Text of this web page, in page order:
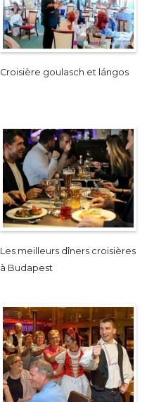
Croisière goulasch et lángos
Les meilleurs dîners croisières
à Budapest